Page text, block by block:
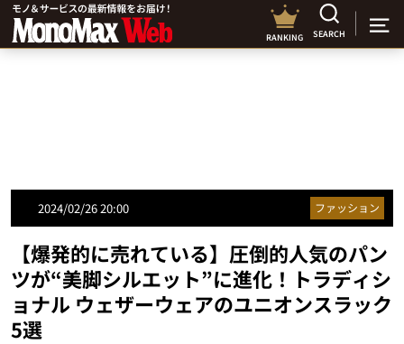
RANKING SEARCH
2024/02/26 20:00 ファッション
【爆発的に売れている】圧倒的人気のパン
ツが“美脚シルエット”に進化！トラディシ
ョナル ウェザーウェアのユニオンスラック
5選